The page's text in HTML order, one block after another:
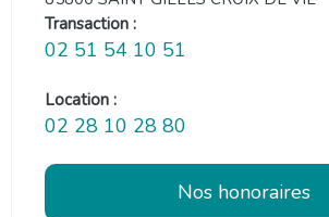
Transaction :
02 51 54 10 51
Location :
02 28 10 28 80
Nos honoraires